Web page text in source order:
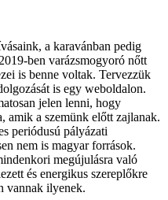
a karavánban pedig
ben varázsmogyoró nőtt
is benne voltak. Tervezzük
is egy weboldalon.
jelen lenni, hogy
amik a szemünk előtt zajlanak.
periódusú pályázati
nem is magyar források.
megújulásra való
és energikus szereplőkre
vannak ilyenek.